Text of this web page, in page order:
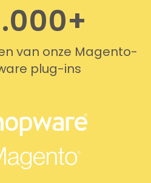
van onze Magento-
plug-ins